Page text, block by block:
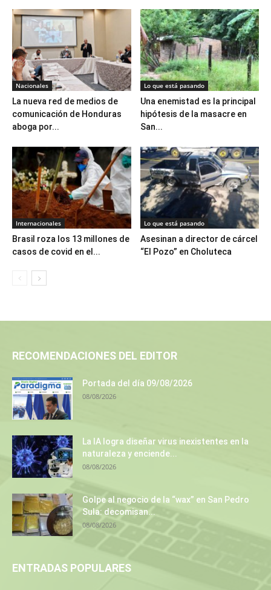
Nacionales
La nueva red de medios de
comunicación de Honduras
aboga por...
Lo que está pasando
Una enemistad es la principal
hipótesis de la masacre en
San...
Internacionales
Brasil roza los 13 millones de
casos de covid en el...
Lo que está pasando
Asesinan a director de cárcel
“El Pozo” en Choluteca
RECOMENDACIONES DEL EDITOR
Portada del día 09/08/2026
08/08/2026
La IA logra diseñar virus inexistentes en la
naturaleza y enciende...
08/08/2026
Golpe al negocio de la “wax” en San Pedro
Sula: decomisan...
08/08/2026
ENTRADAS POPULARES